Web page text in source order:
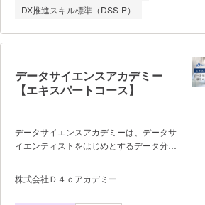
AIのオープン講座7つを組み合わせて受講
アエンジニア入門講座 機械学習のため
プラーニングのための基礎数学講座 ビ
ジネスパーソンのための対話型生成AI講
座 現場で使える機械学習・データ分析
（LLM）利活用講座
DX推進スキル標準（DSS-P）
データサイエンスアカデミー
【エキスパートコース】
データサイエンスアカデミーは、データサ
イエンティストをはじめとするデータ分析
す。 これまで、15年以上に渡り
親会社・株式会社データフォーシーズでデ
株式会社Ｄ４ｃアカデミー